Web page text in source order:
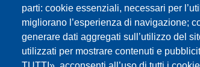
parti: cookie essenziali, necessari per
migliorano l’esperienza di navigazione;
generare dati aggregati sull’utilizzo del
utilizzati per mostrare contenuti e
Impressum Web-Seite:Cookies PrivacyFLC /GBW